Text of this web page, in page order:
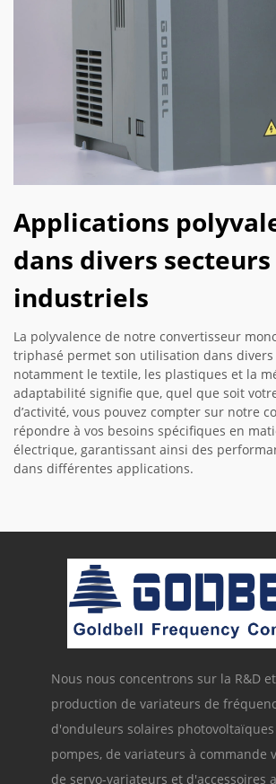
Applications
dans divers secteurs
industriels
La polyvalence de notre convertisseur
triphasé permet son utilisation dans divers
notamment le textile, les plastiques et la
adaptabilité signifie que, quel que soit
d’activité, vous pouvez compter sur notre
répondre à vos besoins spécifiques en
électrique, garantissant ainsi des
dans différentes applications.
Nous nous concentrons sur la R&D
production de variateurs de
d'onduleurs solaires
pompes, de variateurs à commande
de servo-variateurs et d'accessoires